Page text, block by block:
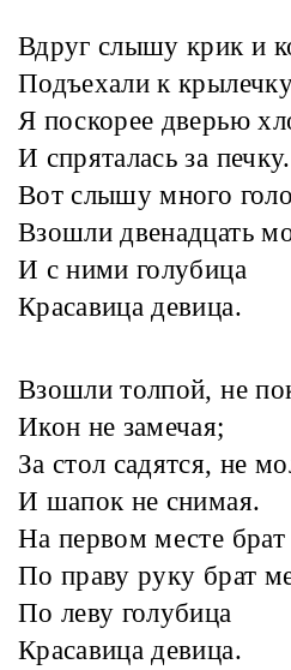
Вдруг слышу крик и
Подъехали к
Я поскорее дверью
И спряталась за печку.
Вот слышу много
Взошли двенадцать
И с ними голубица
Красавица девица.
Взошли толпой, не
Икон не замечая;
За стол садятся, не
И шапок не снимая.
На первом месте
По праву руку брат
По леву голубица
Красавица девица.